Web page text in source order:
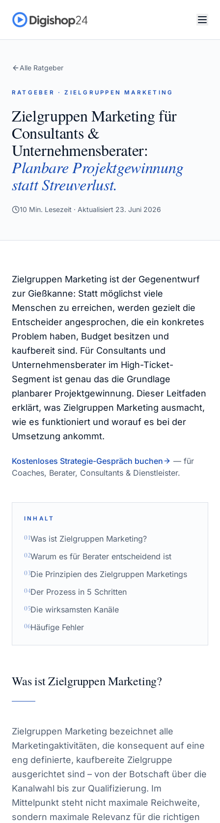
Alle Ratgeber
RATGEBER · ZIELGRUPPEN MARKETING
Zielgruppen Marketing für
Consultants &
Unternehmensberater:
Planbare Projektgewinnung
statt Streuverlust.
10 Min. Lesezeit · Aktualisiert 23. Juni 2026
Zielgruppen Marketing ist der Gegenentwurf
zur Gießkanne: Statt möglichst viele
Menschen zu erreichen, werden gezielt die
Entscheider angesprochen, die ein konkretes
Problem haben, Budget besitzen und
kaufbereit sind. Für Consultants und
Unternehmensberater im High-Ticket-
Segment ist genau das die Grundlage
planbarer Projektgewinnung. Dieser Leitfaden
erklärt, was Zielgruppen Marketing ausmacht,
wie es funktioniert und worauf es bei der
Umsetzung ankommt.
Kostenloses Strategie-Gespräch buchen
— für
Coaches, Berater, Consultants & Dienstleister.
INHALT
01Was ist Zielgruppen Marketing?
02Warum es für Berater entscheidend ist
03Die Prinzipien des Zielgruppen Marketings
04Der Prozess in 5 Schritten
05Die wirksamsten Kanäle
06Häufige Fehler
Was ist Zielgruppen Marketing?
Zielgruppen Marketing bezeichnet alle
Marketingaktivitäten, die konsequent auf eine
eng definierte, kaufbereite Zielgruppe
ausgerichtet sind – von der Botschaft über die
Kanalwahl bis zur Qualifizierung. Im
Mittelpunkt steht nicht maximale Reichweite,
sondern maximale Relevanz für die richtigen